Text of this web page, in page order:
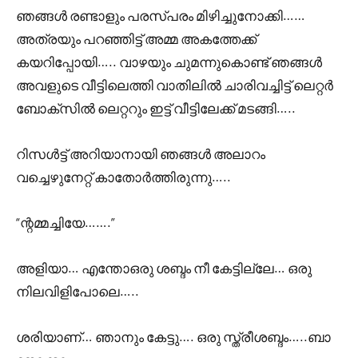
ഞങ്ങൾ രണ്ടാളും പരസ്പരം മിഴിച്ചുനോക്കി……
അത്രയും പറഞ്ഞിട്ട് അമ്മ അകത്തേക്ക്
കയറിപ്പോയി….. വാഴയും ചുമന്നുകൊണ്ട് ഞങ്ങൾ
അവളുടെ വീട്ടിലെത്തി വാതിലിൽ ചാരിവച്ചിട്ട് ലെറ്റർ
ബോക്സിൽ ലെറ്ററും ഇട്ട് വീട്ടിലേക്ക് മടങ്ങി…..
റിസൾട്ട്‌ അറിയാനായി ഞങ്ങൾ അലാറം
വച്ചെഴുനേറ്റ് കാതോർത്തിരുന്നു…..
“ന്റമ്മച്ചിയേ…….”
അളിയാ… എന്തോഒരു ശബ്ദം നീ കേട്ടില്ലേ… ഒരു
നിലവിളിപോലെ…..
ശരിയാണ്… ഞാനും കേട്ടു…. ഒരു സ്ത്രീശബ്ദം…..ബാ